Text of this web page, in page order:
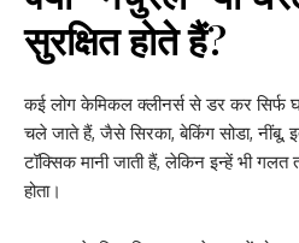
सुरक्षित होते हैं?
कई लोग केमिकल क्लीनर्स से डर कर सिर्फ
चले जाते हैं, जैसे सिरका, बेकिंग सोडा, नींबू,
टॉक्सिक मानी जाती हैं, लेकिन इन्हें भी
होता।